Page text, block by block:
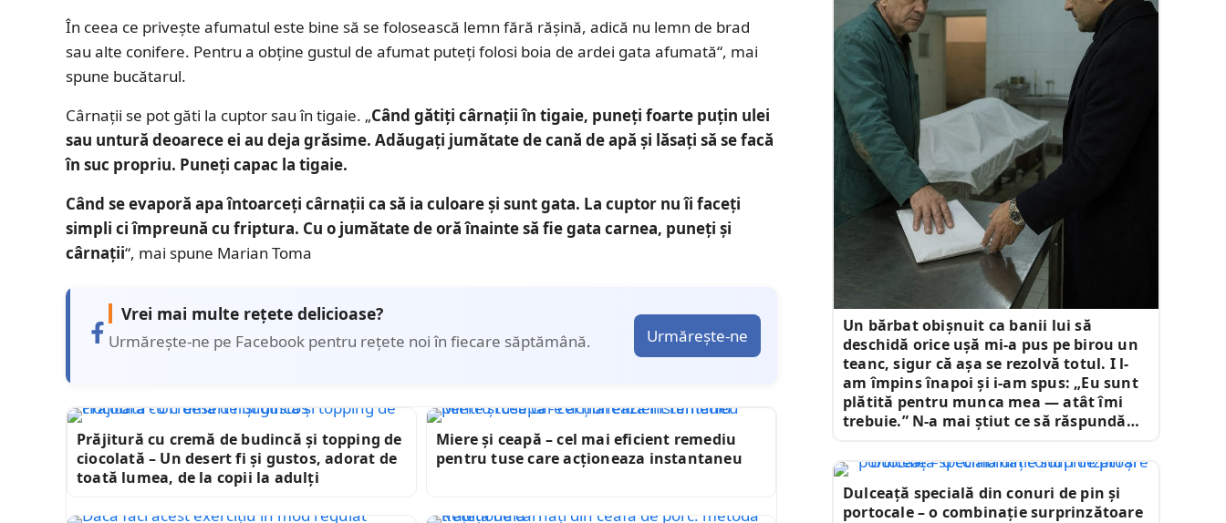
În ceea ce priveşte afumatul este bine să se folosească lemn fără răşină, adică nu lemn de brad
sau alte conifere. Pentru a obţine gustul de afumat puteţi folosi boia de ardei gata afumată“, mai
spune bucătarul.
Cârnaţii se pot găti la cuptor sau în tigaie. „Când gătiţi cârnaţii în tigaie, puneţi foarte puţin ulei
sau untură deoarece ei au deja grăsime. Adăugaţi jumătate de cană de apă şi lăsaţi să se facă
în suc propriu. Puneţi capac la tigaie.
Când se evaporă apa întoarceţi cârnaţii ca să ia culoare şi sunt gata. La cuptor nu îi faceţi
simpli ci împreună cu friptura. Cu o jumătate de oră înainte să fie gata carnea, puneţi şi
cârnaţii“, mai spune Marian Toma
Vrei mai multe rețete delicioase?
Urmărește-ne pe Facebook pentru rețete noi în fiecare săptămână. Urmărește-ne
Prăjitură cu cremă de budincă și topping de
ciocolată – Un desert fi și gustos, adorat de
toată lumea, de la copii la adulți
Miere și ceapă – cel mai eficient remediu
pentru tuse care acționeaza instantaneu
Un bărbat obișnuit ca banii lui să
deschidă orice ușă mi-a pus pe birou un
teanc, sigur că așa se rezolvă totul. I l-
am împins înapoi și i-am spus: „Eu sunt
plătită pentru munca mea — atât îmi
trebuie.” N-a mai știut ce să răspundă…
Dulceață specială din conuri de pin și
portocale – o combinație surprinzătoare